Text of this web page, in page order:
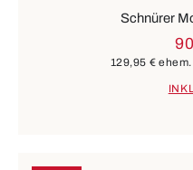
Schnürer
129,95 €